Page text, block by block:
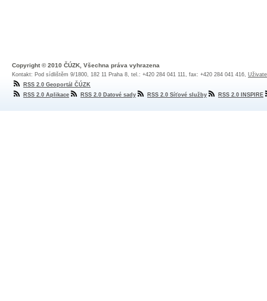
Copyright © 2010 ČÚZK, Všechna práva vyhrazena
Kontakt: Pod sídlištěm 9/1800, 182 11 Praha 8, tel.: +420 284 041 111, fax: +420 284 041 416,
RSS 2.0 Geoportál ČÚZK
RSS 2.0 Aplikace
RSS 2.0 Datové sady RSS 2.0 Síťové služby RSS 2.0 INSPIRE